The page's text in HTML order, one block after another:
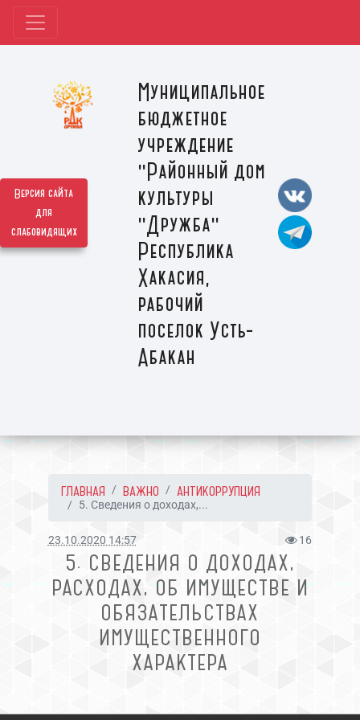
Версия сайта
для
слабовидящих
Муниципальное
бюджетное
учреждение
"Районный дом
культуры
"Дружба"
Республика
Хакасия,
рабочий
поселок Усть-
Абакан
ГЛАВНАЯ ВАЖНО АНТИКОРРУПЦИЯ
5. Сведения о доходах,...
23.10.2020 14:57 16
5. СВЕДЕНИЯ О ДОХОДАХ,
РАСХОДАХ, ОБ ИМУЩЕСТВЕ И
ОБЯЗАТЕЛЬСТВАХ
ИМУЩЕСТВЕННОГО
ХАРАКТЕРА